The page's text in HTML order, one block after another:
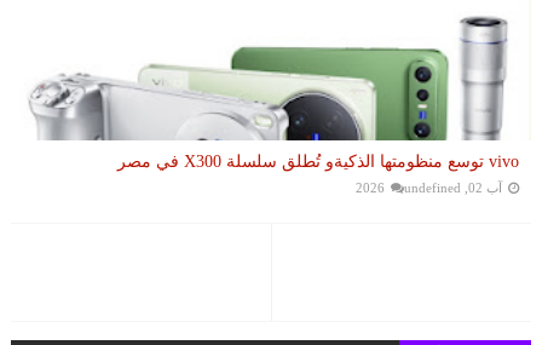
vivo توسع منظومتها الذكيةو تُطلق سلسلة X300 في مصر
آب 02, 2026 undefined